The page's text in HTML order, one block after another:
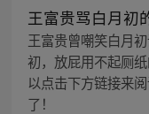
王富贵骂白月初
王富贵曾嘲笑白月
初，放屁用不起厕
以点击下方链接来
了！